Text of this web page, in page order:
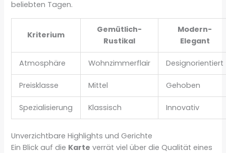
beliebten Tagen.
Kriterium
Gemütlich-
Rustikal
Modern-
Elegant
Atmosphäre Wohnzimmerflair Designorientiert
Preisklasse Mittel Gehoben
Spezialisierung Klassisch Innovativ
Unverzichtbare Highlights und Gerichte
Ein Blick auf die Karte verrät viel über die Qualität eines